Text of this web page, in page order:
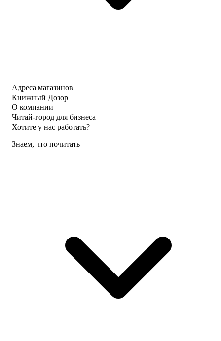
Адреса магазинов
Книжный Дозор
О компании
Читай-город для бизнеса
Хотите у нас работать?
Знаем, что почитать